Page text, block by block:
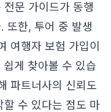
문 가이드가 동행
또한, 투어 중 발생
여행자 보험 가입이
쉽게 찾아볼 수 있습
파트너사의 신뢰도
할 수 있다는 점도 마